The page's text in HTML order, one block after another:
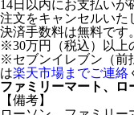
14日以内にお支払い
注文をキャンセルいた
決済手数料は無料です。
※30万円（税込）以上
※セブンイレブン（前
は楽天市場までご連絡
ファミリーマート、ロ
【備考】